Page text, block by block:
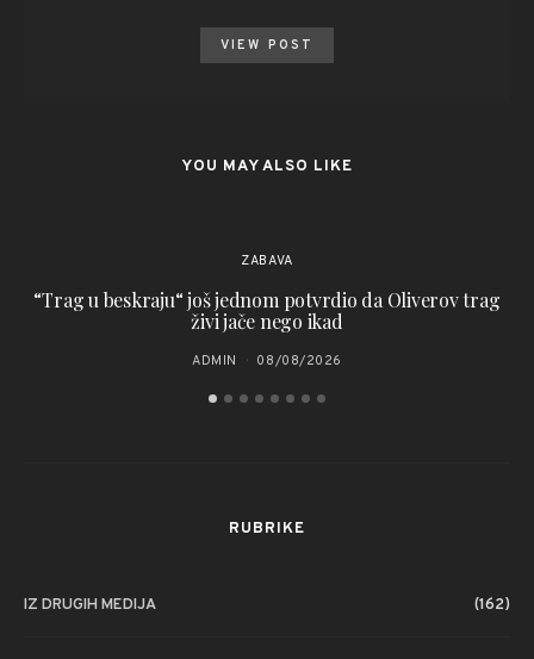
VIEW POST
YOU MAY ALSO LIKE
ZABAVA
“Trag u beskraju“ još jednom potvrdio da Oliverov trag
živi jače nego ikad
ADMIN 08/08/2026
RUBRIKE
IZ DRUGIH MEDIJA (162)